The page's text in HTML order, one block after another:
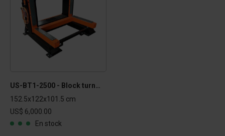
US-BT1-2500 - Block turner
152.5x122x101.5 cm
US$ 6,000.00
En stock